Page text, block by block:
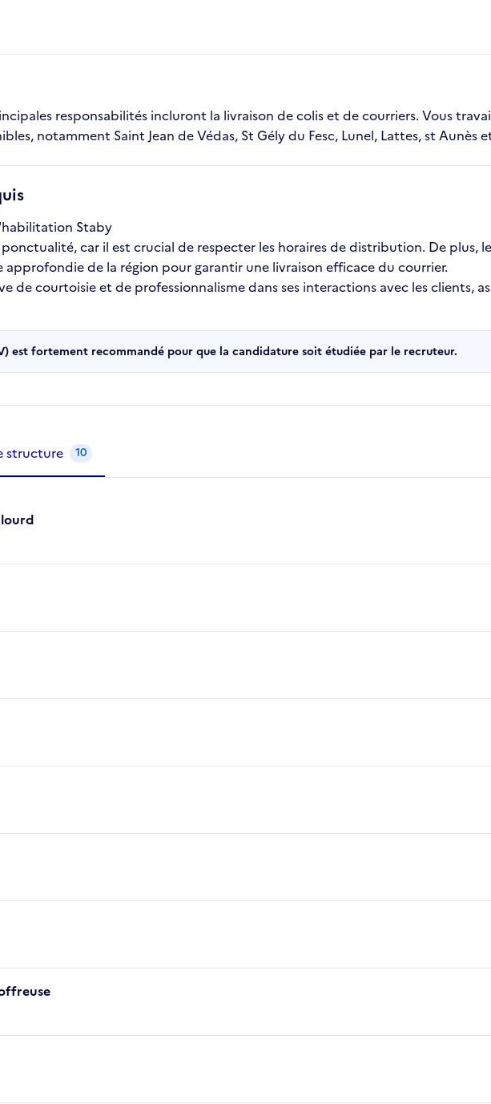
responsabilités incluront la livraison de colis et de courriers. Vous
notamment Saint Jean de Védas, St Gély du Fesc, Lunel, Lattes, st Aunès
Staby
car il est crucial de respecter les horaires de distribution. De plus,
de la région pour garantir une livraison efficace du courrier.
de courtoisie et de professionnalisme dans ses interactions avec les clients,
est fortement recommandé pour que la candidature soit étudiée par le recruteur.
structure 10